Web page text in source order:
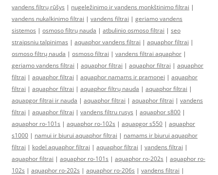
vandens filtrų rūšys | nugeležinimo ir vandens monkštinimo filtrai |
vandens nukalkinimo filtrai | vandens filtrai | geriamo vandens
sistemos | osmoso filtrų nauda | atbulinio osmoso filtrai | seo
straipsniu talpinimas | aquaphor vandens filtrai | aquaphor filtrai |
osmoso filtrų nauda | osmoso filtrai | vandens filtrai aquaphor |
geriamo vandens filtrai | aquaphor filtrai | aquaphor filtrai | aquaphor
filtrai | aquaphor filtrai | aquaphor namams ir pramonei | aquaphor
filtrai | aquaphor filtrai | aquaphor filtrų nauda | aquaphor filtrai |
aquapgor filtrai ir nauda | aquaphor filtrai | aquaphor filtrai | vandens
filtrai | aquaphor filtrai | vandens filtru rusys | aquaphor s800 |
aquaphor ro-101s | aquaphor ro-102s | aquapgor s550 | aquaphor
s1000 | namui ir biurui aquaphor filtrai | namams ir biurui aquaphor
filtrai | kodel aquaphor filtrai | aquaphor filtrai | vandens filtrai |
aquaphor filtrai | aquaphor ro-101s | aquaphor ro-202s | aquaphor ro-
102s | aquaphor ro-202s | aquaphor ro-206s | vandens filtrai |